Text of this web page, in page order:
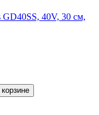
40V, 30 см,